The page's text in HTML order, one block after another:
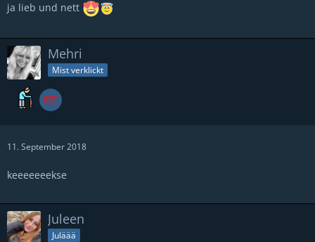
ja lieb und nett
Mehri
Mist verklickt
11. September 2018
keeeeeeekse
Juleen
Juläää